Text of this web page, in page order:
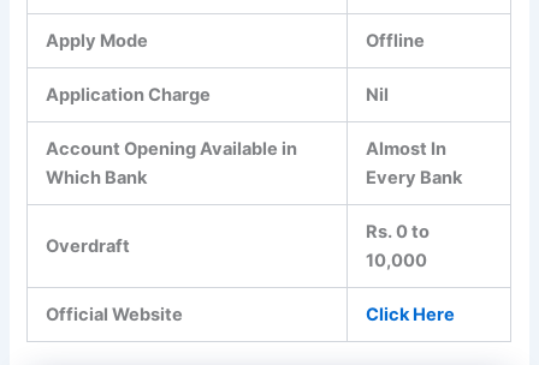
Apply Mode Offline
Application Charge Nil
Account Opening Available in
Which Bank
Almost In
Every Bank
Overdraft
Rs. 0 to
10,000
Official Website Click Here